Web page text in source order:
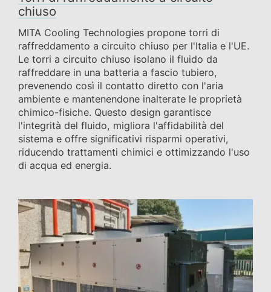
chiuso
MITA Cooling Technologies propone torri di
raffreddamento a circuito chiuso per l'Italia e l'UE.
Le torri a circuito chiuso isolano il fluido da
raffreddare in una batteria a fascio tubiero,
prevenendo così il contatto diretto con l'aria
ambiente e mantenendone inalterate le proprietà
chimico-fisiche. Questo design garantisce
l'integrità del fluido, migliora l'affidabilità del
sistema e offre significativi risparmi operativi,
riducendo trattamenti chimici e ottimizzando l'uso
di acqua ed energia.